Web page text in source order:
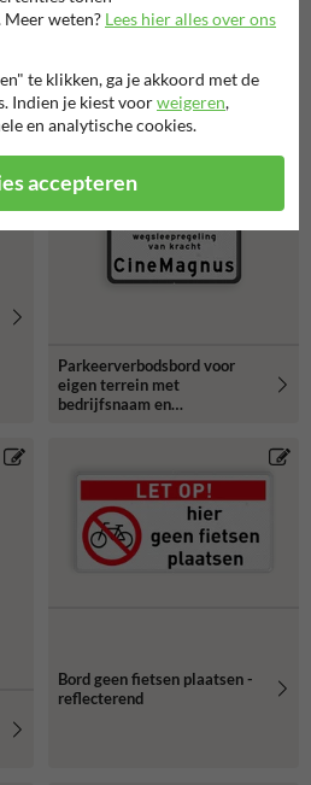
Parkeerverbodsbord voor
eigen terrein met
bedrijfsnaam en
Bord geen fietsen plaatsen -
reflecterend
weten? Lees hier alles over ons
te klikken, ga je akkoord met de
Indien je kiest voorweigeren,
en analytische cookies.
accepteren